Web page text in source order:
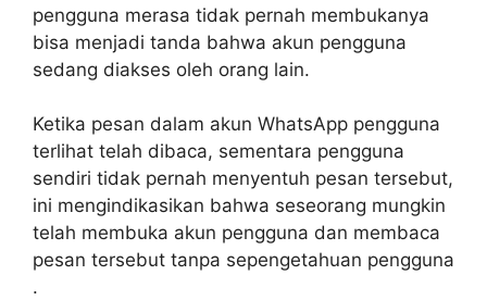
pengguna merasa tidak pernah membukanya
bisa menjadi tanda bahwa akun pengguna
sedang diakses oleh orang lain.
Ketika pesan dalam akun WhatsApp pengguna
terlihat telah dibaca, sementara pengguna
sendiri tidak pernah menyentuh pesan tersebut,
ini mengindikasikan bahwa seseorang mungkin
telah membuka akun pengguna dan membaca
pesan tersebut tanpa sepengetahuan pengguna
.